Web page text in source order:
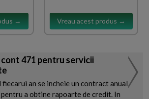
→ Vreau acest produs →
471 pentru servicii
fiecarui an se incheie un contract anual
pentru a obtine rapoarte de credit. In